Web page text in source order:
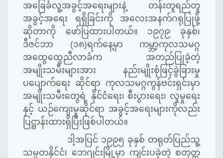
အခြေခံလူ့အခွင့်အရေးများနဲ့ တန်းတူရည်တူ
အခွင့်အရေး ရရှိခြင်းကို အလေးအနက်ဂရုပြုဖို့
ဆိုတာကို ဖော်ပြထားပါတယ်။ ၁၉၇၉ ခုနှစ်၊
ဒီဇင်ဘာ (၁၈)ရက်နေ့မှာ ကမ္ဘာ့ကုလသမဂ္ဂ
အထွေထွေညီလာခံက အတည်ပြုခဲ့တဲ့
အမျိုးသမီးများအား နည်းမျိုးစုံဖြင့်ခွဲခြားမှု
ပပျောက်ရေး ဆိုင်ရာ ကုလသမဂ္ဂကွန်ဗင်းရှင်းမှာ
အမျိုးသမီးတွေရဲ့ နိုင်ငံရေး၊ စီးပွားရေး၊ လူမှုရေး
နှင့် ယဉ်ကျေးမှုဆိုင်ရာ အခွင့်အရေးများကိုလည်း
ပြဋ္ဌာန်းထားရှိပြီးဖြစ်ပါတယ်။
ဒါ့အပြင် ၁၉၉၅ ခုနှစ် တရုတ်ပြည်သူ့
သမ္မတနိုင်ငံ၊ ဘေဂျင်းမြို့မှာ ကျင်းပခဲ့တဲ့ စတုတ္ထ